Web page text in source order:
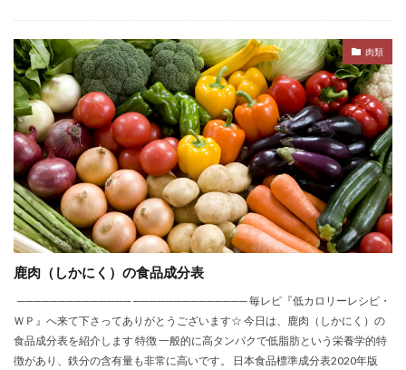
肉類
鹿肉（しかにく）の食品成分表
────────────── ────────────── 毎レピ『低カロリーレシピ・
ＷＰ』へ来て下さってありがとうございます☆ 今日は、鹿肉（しかにく）の
食品成分表を紹介します 特徴 一般的に高タンパクで低脂肪という栄養学的特
徴があり、鉄分の含有量も非常に高いです。 日本食品標準成分表2020年版